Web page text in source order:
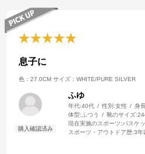
息子に
色：27.0CM サイズ：WHITE/PURE SILVER
ふゆ
年代:40代 性別:女性 身
体型:ふつう 靴のサイズ:
現在実施のスポーツ:バスケ
スポーツ・アウトドア歴:3年